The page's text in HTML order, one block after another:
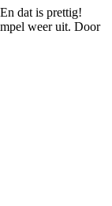
dat is prettig!
weer uit. Door